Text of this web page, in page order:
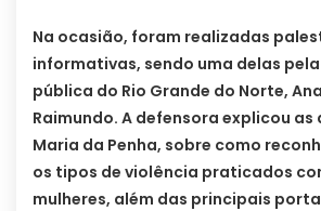
Na ocasião, foram realizadas
informativas, sendo uma delas
pública do Rio Grande do Norte,
Raimundo. A defensora explicou as
Maria da Penha, sobre como
os tipos de violência praticados
mulheres, além das principais